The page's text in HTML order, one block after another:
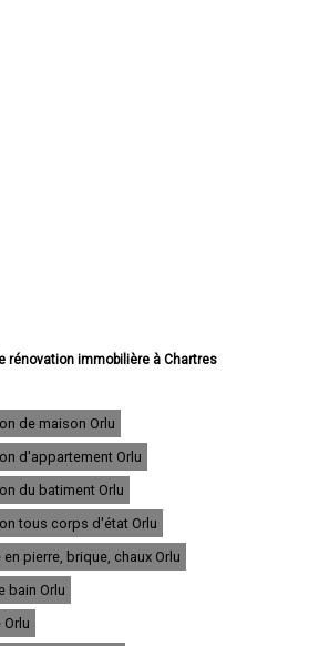
rénovation immobilière à Chartres
immobilière à Châteaudun
immobilière à Vernouillet
immobilière à Nogent-le-Rotrou
immobilière à Mainvilliers
rénovation immobilière à Luisant
rénovation immobilière à Épernon
rénovation immobilière à Lèves
immobilière à Maintenon
rénovation immobilière à Bonneval
immobilière à Nogent-le-Roi
rénovation immobilière à Auneau
immobilière à Saint-Lubin-des-Joncherets
de maison Orlu
d'appartement Orlu
du batiment Orlu
tous corps d'état Orlu
pierre, brique, chaux Orlu
bain Orlu